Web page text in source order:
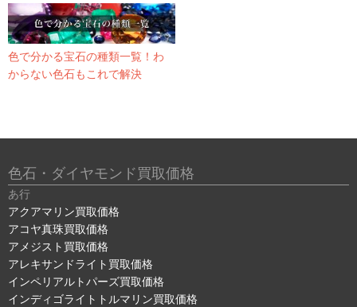
色で分かる宝石の種類一覧！わ
からない色石もこれで解決
色石・ダイヤモンド買取価格
あ行
アクアマリン買取価格
アコヤ真珠買取価格
アメジスト買取価格
アレキサンドライト買取価格
インペリアルトパーズ買取価格
インディゴライトトルマリン買取価格